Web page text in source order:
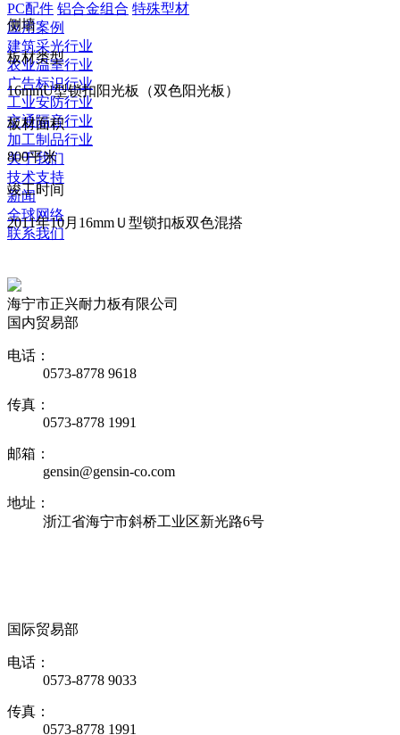
PC配件 铝合金组合 特殊型材
应用案例
建筑采光行业
农业温室行业
广告标识行业
工业安防行业
交通隔音行业
加工制品行业
关于我们
技术支持
新闻
全球网络
联系我们
侧墙
板材类型
16mmU型锁扣阳光板（双色阳光板）
板材面积
800平米
竣工时间
2011年10月16mmＵ型锁扣板双色混搭
海宁市正兴耐力板有限公司
国内贸易部
电话：
0573-8778 9618
传真：
0573-8778 1991
邮箱：
gensin@gensin-co.com
地址：
浙江省海宁市斜桥工业区新光路6号
国际贸易部
电话：
0573-8778 9033
传真：
0573-8778 1991